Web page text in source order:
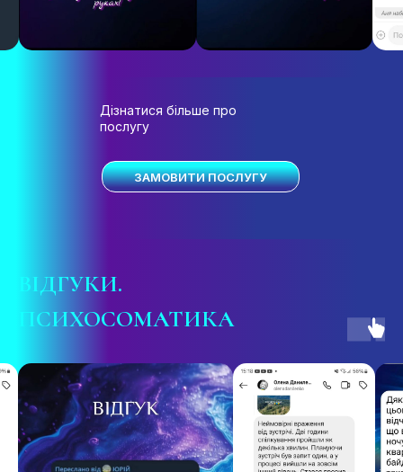
Дізнатися більше про
послугу
ЗАМОВИТИ ПОСЛУГУ
ВІДГУКИ.
ПСИХОСОМАТИКА